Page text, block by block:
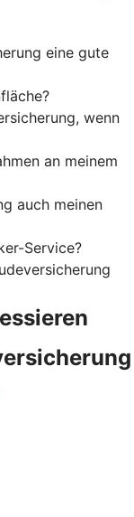
eine gute
wenn
an meinem
auch meinen
Service?